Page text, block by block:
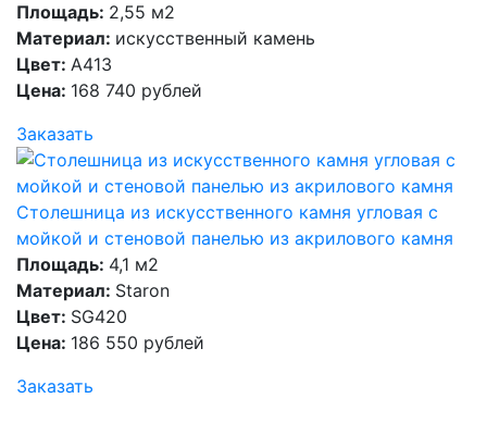
Площадь: 2,55 м2
Материал: искусственный камень
Цвет: A413
Цена: 168 740 рублей
Заказать
Столешница из искусственного камня угловая с
мойкой и стеновой панелью из акрилового камня
Площадь: 4,1 м2
Материал: Staron
Цвет: SG420
Цена: 186 550 рублей
Заказать